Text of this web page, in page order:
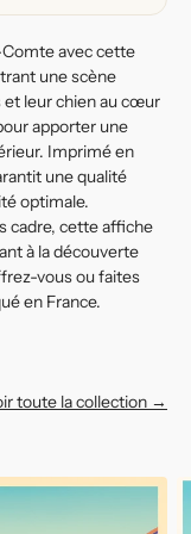
avec cette
une scène
et leur chien au cœur
apporter une
Imprimé en
une qualité
optimale.
cadre, cette affiche
à la découverte
vous ou faites
en France.
toute la collection →